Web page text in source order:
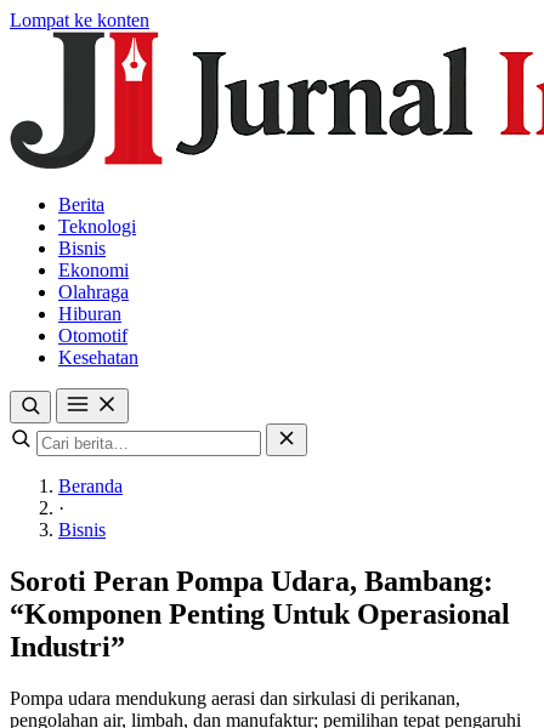
Lompat ke konten
Berita
Teknologi
Bisnis
Ekonomi
Olahraga
Hiburan
Otomotif
Kesehatan
Beranda
·
Bisnis
Soroti Peran Pompa Udara, Bambang:
“Komponen Penting Untuk Operasional
Industri”
Pompa udara mendukung aerasi dan sirkulasi di perikanan,
pengolahan air, limbah, dan manufaktur; pemilihan tepat pengaruhi